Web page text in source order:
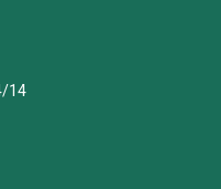
14